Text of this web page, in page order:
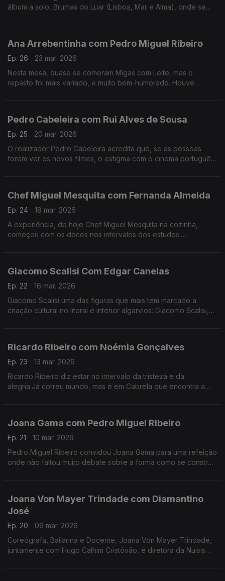
álbum a solo, Brumas do Luar (Lisboa, Mar e Alma), onde se
Ana Arrebentinha com Pedro Miguel Ribeiro
Ep. 26
23 mar. 2026
Nesta mesa, quase se comeram Migas com Leite, mas o
repasto foi mais variado, e muito bem-humorado. Houve
Pedro Cabeleira com Rui Alves de Sousa
Ep. 25
20 mar. 2026
O realizador Pedro Cabeleira acredita que, se as pessoas
forem ver os novos filmes, o estigma com o cinema português
Chef Miguel Mesquita com Fernanda Almeida
Ep. 24
18 mar. 2026
A experiência, do hoje Chef Miguel Mesquita na cozinha,
começou com os doces nos intervalos dos estudos.
Giacomo Scalisi Com Edgar Canelas
Ep. 22
16 mar. 2026
Giacomo Scalisi uma das figuras que mais tem marcado a
criação cultural no litoral e interior algarvios: Giacomo Scalisi,
Ricardo Ribeiro com Noémia Gonçalves
Ep. 23
13 mar. 2026
Ricardo Ribeiro diz estar no intervalo da tristeza e da
alegria.Já correu mundo, mas é em Cabrela que encontra a
Joana Gama com Pedro Miguel Ribeiro
Ep. 21
10 mar. 2026
Pedro Miguel Ribeiro convidou Joana Gama para uma refeição
onde não faltou muito debate sobre a forma como se constrói
Joana Von Mayer Trindade com Diamantino
José
Ep. 20
09 mar. 2026
Coreógrafa, Bailarina e Docente, Joana Von Mayer Trindade,
juntamente com Hugo Calhim Cristóvão, é diretora da Nuisis